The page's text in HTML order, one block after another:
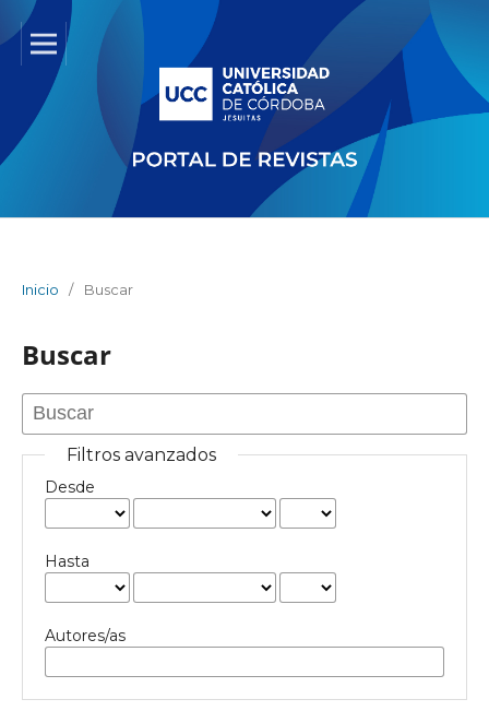
Inicio / Buscar
Buscar
Filtros avanzados
Desde
Hasta
Autores/as